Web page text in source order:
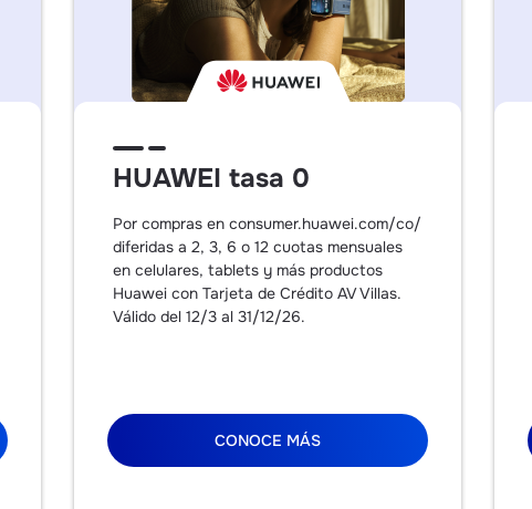
HUAWEI tasa 0
Por compras en consumer.huawei.com/co/
diferidas a 2, 3, 6 o 12 cuotas mensuales
en celulares, tablets y más productos
Huawei con Tarjeta de Crédito AV Villas.
Válido del 12/3 al 31/12/26.
CONOCE MÁS